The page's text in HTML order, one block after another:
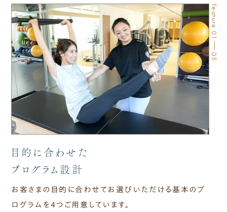
Feature 01
05
目的に​合わせた
プログラム設計​
お客さまの目的に合わせてお選びいただける基本のプ
ログラムを4つご用意しています。